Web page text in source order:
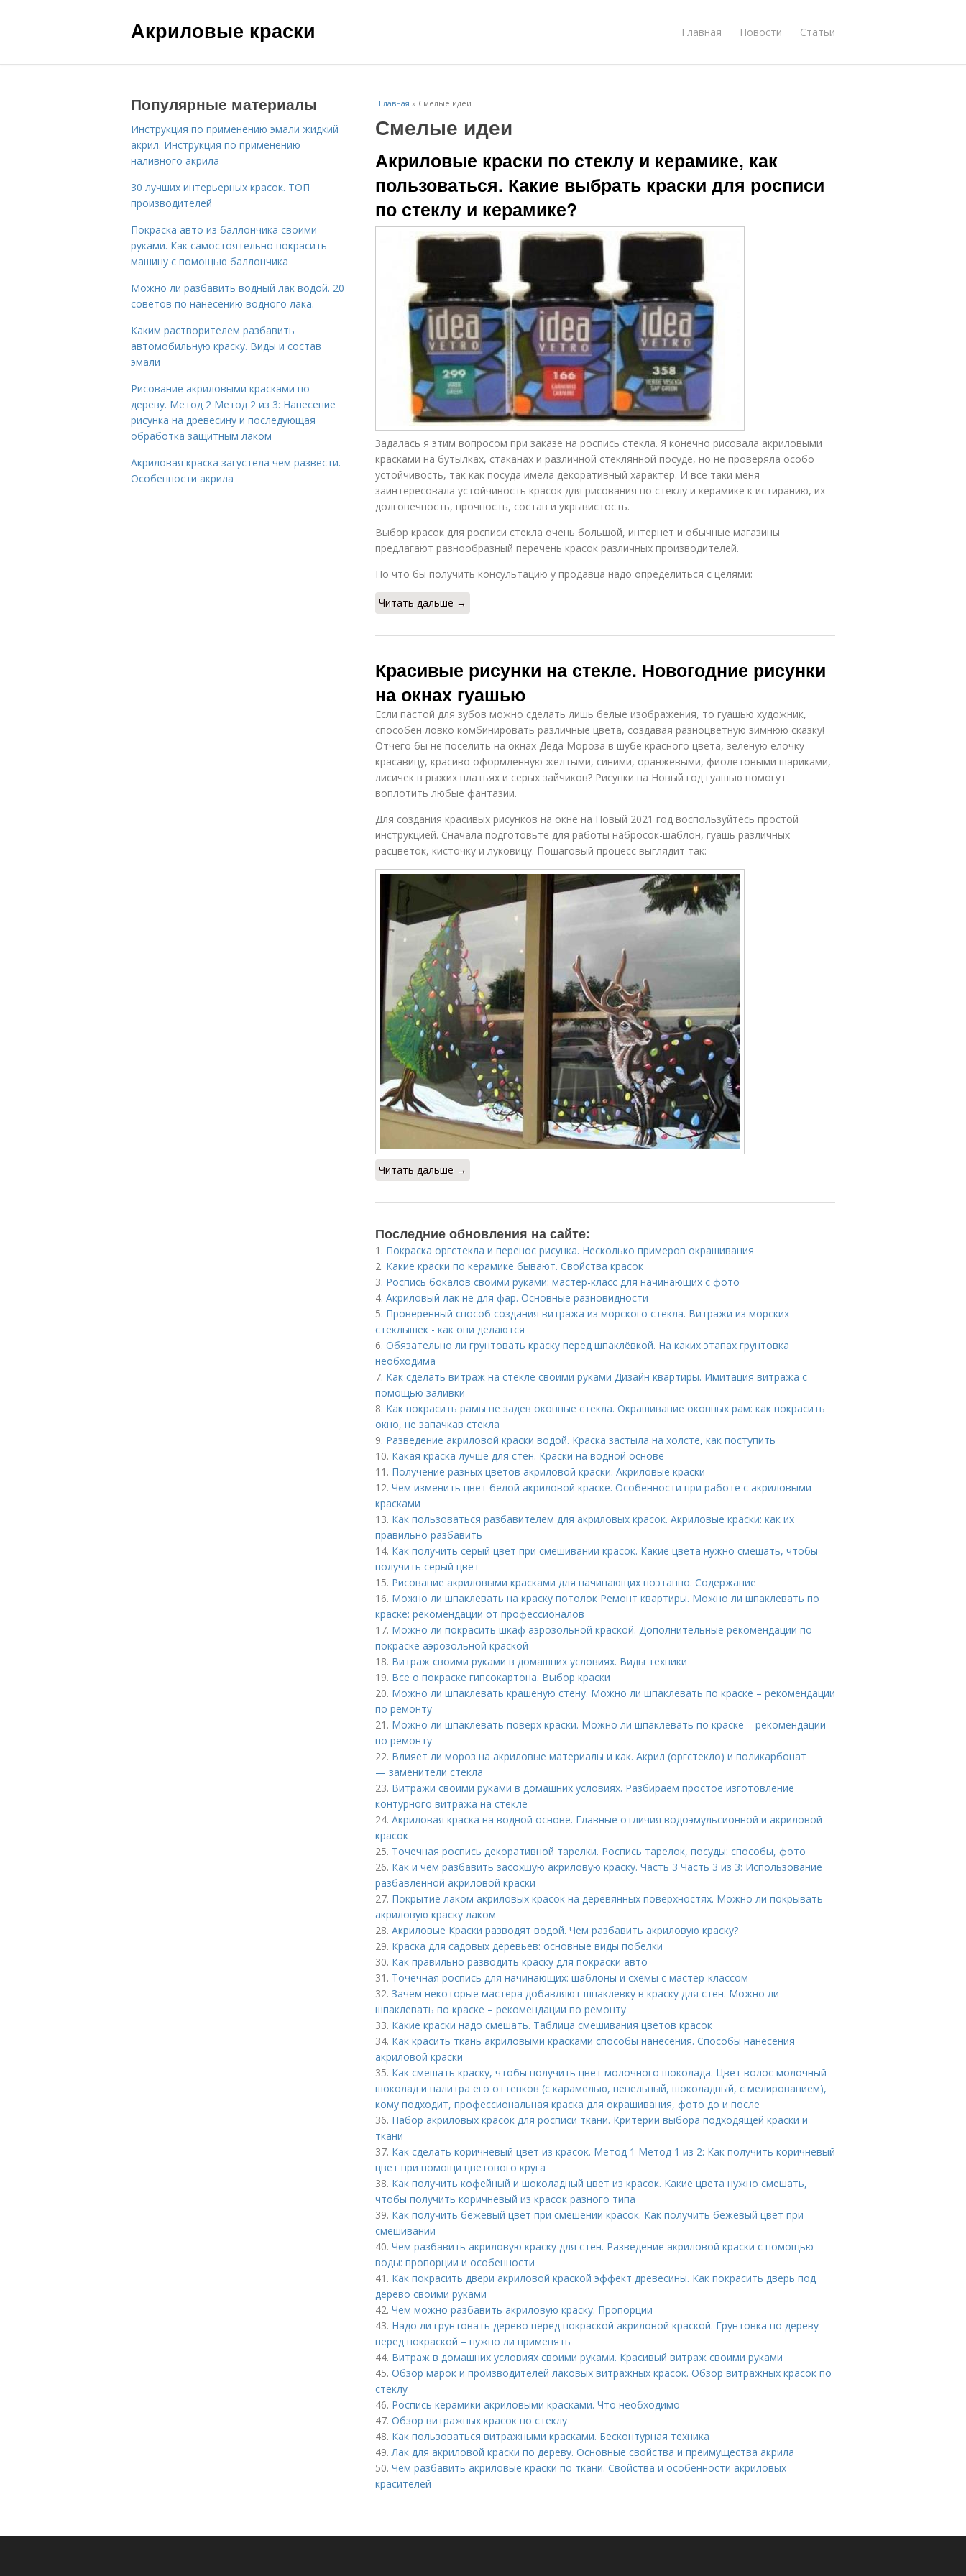
Акриловые краски Главная Новости Статьи
Главная » Смелые идеи
Смелые идеи
Акриловые краски по стеклу и керамике, как
пользоваться. Какие выбрать краски для росписи
по стеклу и керамике?
Задалась я этим вопросом при заказе на роспись стекла. Я конечно рисовала акриловыми
красками на бутылках, стаканах и различной стеклянной посуде, но не проверяла особо
устойчивость, так как посуда имела декоративный характер. И все таки меня
заинтересовала устойчивость красок для рисования по стеклу и керамике к истиранию, их
долговечность, прочность, состав и укрывистость.
Выбор красок для росписи стекла очень большой, интернет и обычные магазины
предлагают разнообразный перечень красок различных производителей.
Но что бы получить консультацию у продавца надо определиться с целями:
Читать дальше →
Красивые рисунки на стекле. Новогодние рисунки
на окнах гуашью
Если пастой для зубов можно сделать лишь белые изображения, то гуашью художник,
способен ловко комбинировать различные цвета, создавая разноцветную зимнюю сказку!
Отчего бы не поселить на окнах Деда Мороза в шубе красного цвета, зеленую елочку-
красавицу, красиво оформленную желтыми, синими, оранжевыми, фиолетовыми шариками,
лисичек в рыжих платьях и серых зайчиков? Рисунки на Новый год гуашью помогут
воплотить любые фантазии.
Для создания красивых рисунков на окне на Новый 2021 год воспользуйтесь простой
инструкцией. Сначала подготовьте для работы набросок-шаблон, гуашь различных
расцветок, кисточку и луковицу. Пошаговый процесс выглядит так:
Читать дальше →
Последние обновления на сайте:
1. Покраска оргстекла и перенос рисунка. Несколько примеров окрашивания
2. Какие краски по керамике бывают. Свойства красок
3. Роспись бокалов своими руками: мастер-класс для начинающих с фото
4. Акриловый лак не для фар. Основные разновидности
5. Проверенный способ создания витража из морского стекла. Витражи из морских
стеклышек - как они делаются
6. Обязательно ли грунтовать краску перед шпаклёвкой. На каких этапах грунтовка
необходима
7. Как сделать витраж на стекле своими руками Дизайн квартиры. Имитация витража с
помощью заливки
8. Как покрасить рамы не задев оконные стекла. Окрашивание оконных рам: как покрасить
окно, не запачкав стекла
9. Разведение акриловой краски водой. Краска застыла на холсте, как поступить
10. Какая краска лучше для стен. Краски на водной основе
11. Получение разных цветов акриловой краски. Акриловые краски
12. Чем изменить цвет белой акриловой краске. Особенности при работе с акриловыми
красками
13. Как пользоваться разбавителем для акриловых красок. Акриловые краски: как их
правильно разбавить
14. Как получить серый цвет при смешивании красок. Какие цвета нужно смешать, чтобы
получить серый цвет
15. Рисование акриловыми красками для начинающих поэтапно. Содержание
16. Можно ли шпаклевать на краску потолок Ремонт квартиры. Можно ли шпаклевать по
краске: рекомендации от профессионалов
17. Можно ли покрасить шкаф аэрозольной краской. Дополнительные рекомендации по
покраске аэрозольной краской
18. Витраж своими руками в домашних условиях. Виды техники
19. Все о покраске гипсокартона. Выбор краски
20. Можно ли шпаклевать крашеную стену. Можно ли шпаклевать по краске – рекомендации
по ремонту
21. Можно ли шпаклевать поверх краски. Можно ли шпаклевать по краске – рекомендации
по ремонту
22. Влияет ли мороз на акриловые материалы и как. Акрил (оргстекло) и поликарбонат
— заменители стекла
23. Витражи своими руками в домашних условиях. Разбираем простое изготовление
контурного витража на стекле
24. Акриловая краска на водной основе. Главные отличия водоэмульсионной и акриловой
красок
25. Точечная роспись декоративной тарелки. Роспись тарелок, посуды: способы, фото
26. Как и чем разбавить засохшую акриловую краску. Часть 3 Часть 3 из 3: Использование
разбавленной акриловой краски
27. Покрытие лаком акриловых красок на деревянных поверхностях. Можно ли покрывать
акриловую краску лаком
28. Акриловые Краски разводят водой. Чем разбавить акриловую краску?
29. Краска для садовых деревьев: основные виды побелки
30. Как правильно разводить краску для покраски авто
31. Точечная роспись для начинающих: шаблоны и схемы с мастер-классом
32. Зачем некоторые мастера добавляют шпаклевку в краску для стен. Можно ли
шпаклевать по краске – рекомендации по ремонту
33. Какие краски надо смешать. Таблица смешивания цветов красок
34. Как красить ткань акриловыми красками способы нанесения. Способы нанесения
акриловой краски
35. Как смешать краску, чтобы получить цвет молочного шоколада. Цвет волос молочный
шоколад и палитра его оттенков (с карамелью, пепельный, шоколадный, с мелированием),
кому подходит, профессиональная краска для окрашивания, фото до и после
36. Набор акриловых красок для росписи ткани. Критерии выбора подходящей краски и
ткани
37. Как сделать коричневый цвет из красок. Метод 1 Метод 1 из 2: Как получить коричневый
цвет при помощи цветового круга
38. Как получить кофейный и шоколадный цвет из красок. Какие цвета нужно смешать,
чтобы получить коричневый из красок разного типа
39. Как получить бежевый цвет при смешении красок. Как получить бежевый цвет при
смешивании
40. Чем разбавить акриловую краску для стен. Разведение акриловой краски с помощью
воды: пропорции и особенности
41. Как покрасить двери акриловой краской эффект древесины. Как покрасить дверь под
дерево своими руками
42. Чем можно разбавить акриловую краску. Пропорции
43. Надо ли грунтовать дерево перед покраской акриловой краской. Грунтовка по дереву
перед покраской – нужно ли применять
44. Витраж в домашних условиях своими руками. Красивый витраж своими руками
45. Обзор марок и производителей лаковых витражных красок. Обзор витражных красок по
стеклу
46. Роспись керамики акриловыми красками. Что необходимо
47. Обзор витражных красок по стеклу
48. Как пользоваться витражными красками. Бесконтурная техника
49.Лак для акриловой краски по дереву. Основные свойства и преимущества акрила
50. Чем разбавить акриловые краски по ткани. Свойства и особенности акриловых
красителей
Популярные материалы
Инструкция по применению эмали жидкий
акрил. Инструкция по применению
наливного акрила
30 лучших интерьерных красок. ТОП
производителей
Покраска авто из баллончика своими
руками. Как самостоятельно покрасить
машину с помощью баллончика
Можно ли разбавить водный лак водой. 20
советов по нанесению водного лака.
Каким растворителем разбавить
автомобильную краску. Виды и состав
эмали
Рисование акриловыми красками по
дереву. Метод 2 Метод 2 из 3: Нанесение
рисунка на древесину и последующая
обработка защитным лаком
Акриловая краска загустела чем развести.
Особенности акрила